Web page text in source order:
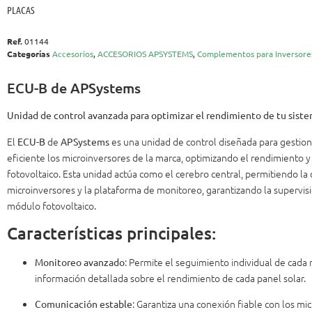
PLACAS
Ref.01144
CategoríasAccesorios,ACCESORIOS APSYSTEMS,Complementos para
ECU-B de APSystems
Unidad de control avanzada para optimizar el rendimiento de tu
El ECU-Bde APSystemses una unidad de control diseñada para
eficiente los microinversores de la marca, optimizando el rendimiento
fotovoltaico. Esta unidad actúa como el cerebro central, permitiendo la
microinversores y la plataforma de monitoreo, garantizando la
módulo fotovoltaico.
Características principales:
Monitoreo avanzado: Permite el seguimiento individual de cada
información detallada sobre el rendimiento de cada panel solar.
Comunicación estable: Garantiza una conexión fiable con los